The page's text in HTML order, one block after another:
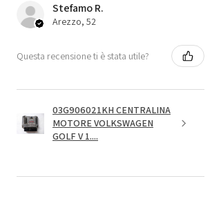
Stefamo R.
Arezzo, 52
Questa recensione ti è stata utile?
03G906021KH CENTRALINA
MOTORE VOLKSWAGEN
GOLF V 1....